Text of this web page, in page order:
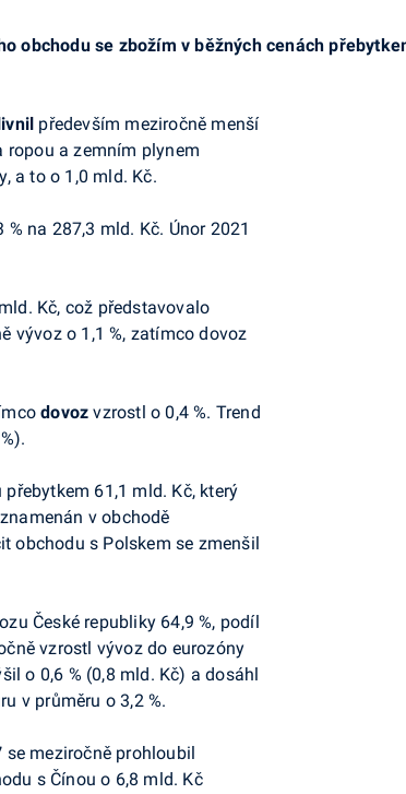
obchodu se zbožím v běžných cenách
především meziročně menší
a zemním plynem
a to o 1,0 mld. Kč.
% na 287,3 mld. Kč. Únor 2021
Kč, což představovalo
vývoz o 1,1 %, zatímco dovoz
dovoz vzrostl o 0,4 %. Trend
.
61,1 mld. Kč, který
v obchodě
obchodu s Polskem se zmenšil
České republiky 64,9 %, podíl
vzrostl vývoz do eurozóny
o 0,6 % (0,8 mld. Kč) a dosáhl
v průměru o 3,2 %.
se meziročně prohloubil
s Čínou o 6,8 mld. Kč